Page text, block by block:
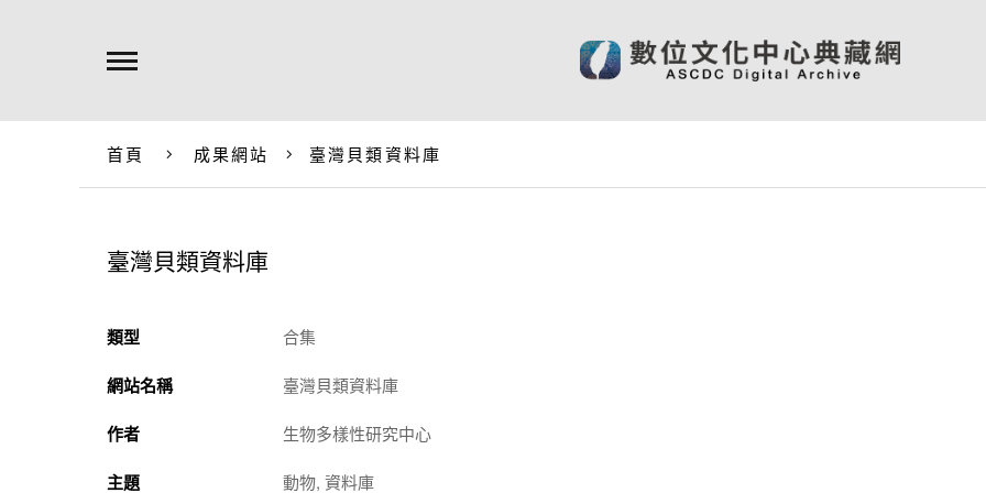
首頁 成果網站 臺灣貝類資料庫
臺灣貝類資料庫
類型 合集
網站名稱 臺灣貝類資料庫
作者 生物多樣性研究中心
主題 動物, 資料庫